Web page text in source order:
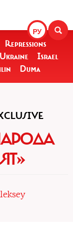
РУ
Repressions
Ukraine
Israel
Duma